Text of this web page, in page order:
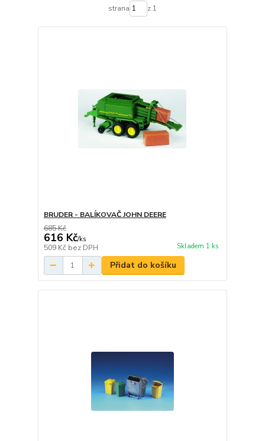
strana z 1
BRUDER - BALÍKOVAČ JOHN DEERE
685 Kč
616 Kč/ks
509 Kč bez DPH Skladem 1 ks
Přidat do košíku